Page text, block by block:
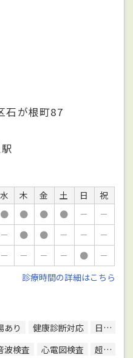
石が根町87
水 木 金 土 日
祝
● ● ● ● －
－
－ ● ● － －
－
－ － － － ●
－
診療時間の詳細はこちら
あり 健康診断対応
日本内科学会総合内科専門医
波検査 心電図検査 超音波検査